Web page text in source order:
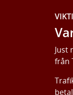
Just
från